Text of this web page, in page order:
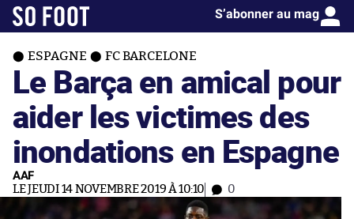
S’abonner au mag
ESPAGNE FC BARCELONE
Le Barça en amical pour
aider les victimes des
inondations en Espagne
AAF
LE JEUDI 14 NOVEMBRE 2019 À 10:10 0